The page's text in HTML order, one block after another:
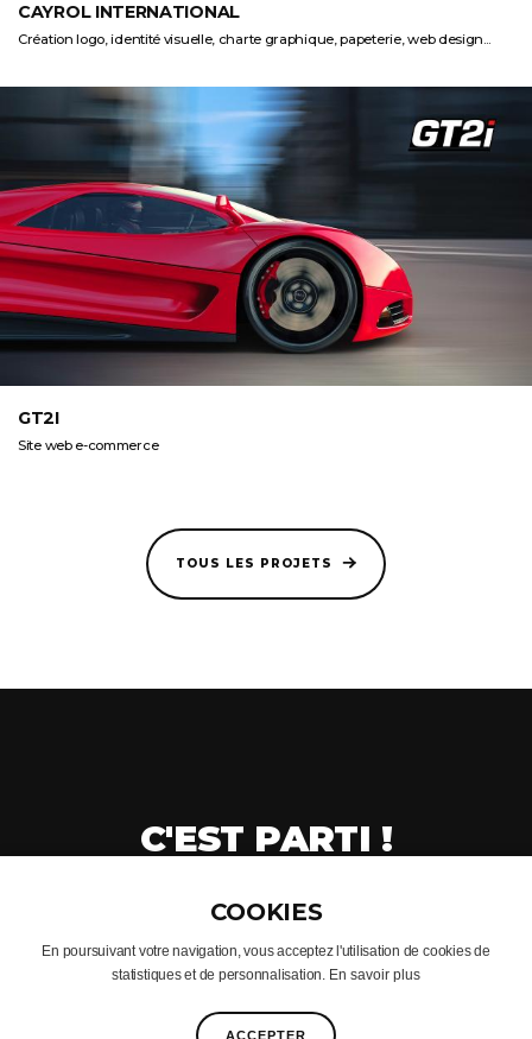
CAYROL INTERNATIONAL
Création logo, identité visuelle, charte graphique, papeterie, web design...
GT2I
Site web e-commerce
TOUS LES PROJETS
C'EST PARTI !
© CACONCEPT 2005 - 2025 FACEBOOK INSTAGRAM
En poursuivant votre navigation, vous acceptez l'utilisation de cookies de
statistiques et de personnalisation. En savoir plus
ACCEPTER